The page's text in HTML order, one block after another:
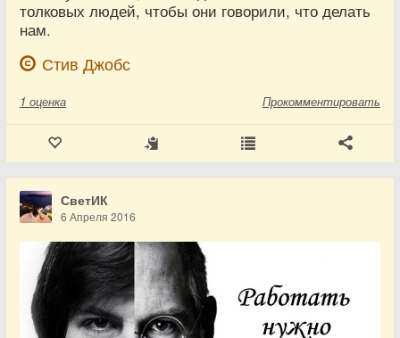
толковых людей, чтобы они говорили, что делать
нам.
Стив Джобс
1 оценка Прокомментировать
СветИК
6 Апреля 2016